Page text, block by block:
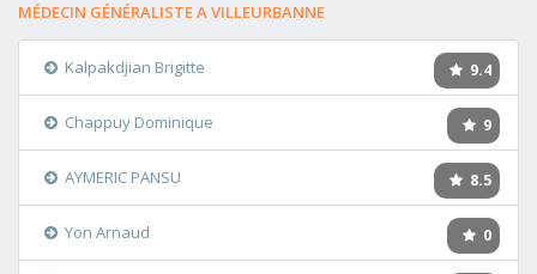
MÉDECIN GÉNÉRALISTE A VILLEURBANNE
9.4
Kalpakdjian Brigitte
9
Chappuy Dominique
8.5
AYMERIC PANSU
0
Yon Arnaud